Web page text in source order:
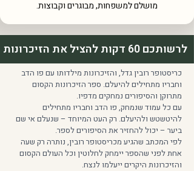
מושלם למשפחות, מבוגרים וקבוצות.
לרשותכם 60 דקות להציל את הזיכרונות
כריסטופר רובין גדל, והזיכרונות מילדותו עם פו הדב
וחבריו מתחילים להיעלם. ספר הזיכרונות הקסום
מתרוקן והסיפורים נמחקים מדפיו.
עם כל עמוד שנמחק, פו הדב וחבריו מתחילים
להיטשטש ולהיעלם. רק העט המיוחד – שנעלם אי שם
ביער – יכול להחזיר את הסיפורים לספר.
לפי המכתב שהגיע מכריסטופר רובין, נותרה רק שעה
אחת לפני שהספר יימחק לחלוטין וכל העולם הקסום
והזיכרונות היקרים ייעלמו לנצח.